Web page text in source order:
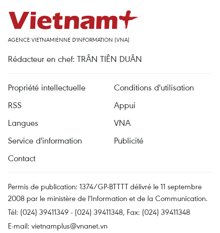
AGENCE VIETNAMIENNE D'INFORMATION (VNA)
Rédacteur en chef: TRÂN TIÊN DUÂN
Propriété intellectuelle
Conditions d'utilisation
RSS
Appui
Langues
VNA
Service d'information
Publicité
Contact
Permis de publication: 1374/GP-BTTTT délivré le 11 septembre
2008 par le ministère de l'Information et de la Communication.
Tél: (024) 39411349 - (024) 39411348, Fax: (024) 39411348
E-mail: vietnamplus@vnanet.vn